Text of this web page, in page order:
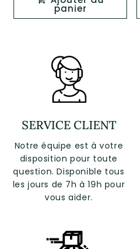
panier
SERVICE CLIENT
Notre équipe est à votre
disposition pour toute
question. Disponible tous
les jours de 7h à 19h pour
vous aider.